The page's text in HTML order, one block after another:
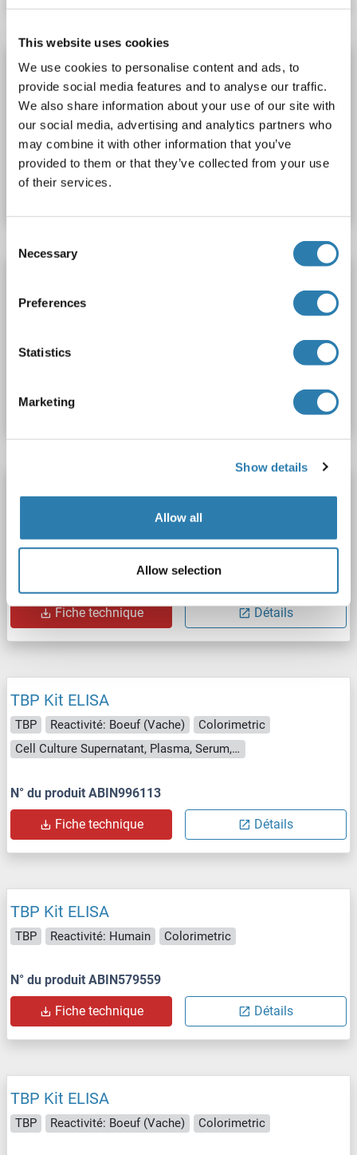
This website uses cookies
We use cookies to personalise content and ads, to
provide social media features and to analyse our traffic.
We also share information about your use of our site with
our social media, advertising and analytics partners who
may combine it with other information that you’ve
provided to them or that they’ve collected from your use
of their services.
Selection
Necessary
Preferences
Statistics
Marketing
Show details
Allow all
Allow selection
TBP Kit ELISA
TBP Reactivité: Singe
Colorimetric
Cell Culture Supernatant, Plasma, Serum, Tissue Homogenate
N° du produit ABIN1059008
Fiche technique
TBP Reactivité: Porc
Fiche technique
Colorimetric
5.0-100 ng/mL
Cell Culture Supernatant, Plasma, Serum, Tissue Homogenate
Fiche technique Détails
TBP Kit ELISA
TBP Reactivité: Boeuf (Vache)
Colorimetric
Cell Culture Supernatant, Plasma, Serum, Tissue Homogenate
N° du produit ABIN996113
Fiche technique Détails
TBP Kit ELISA
TBP Reactivité: Humain Colorimetric
N° du produit ABIN579559
Fiche technique Détails
TBP Kit ELISA
TBP Reactivité: Boeuf (Vache) Colorimetric